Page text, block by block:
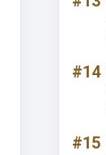
#14
#15